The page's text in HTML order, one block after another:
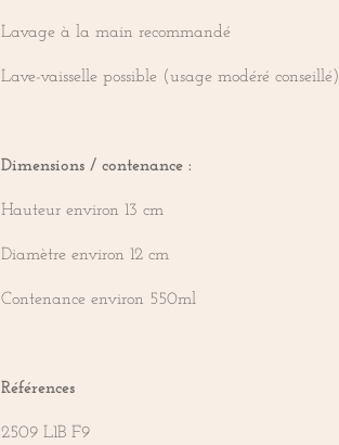
Lavage à la main recommandé
Lave-vaisselle possible (usage modéré conseillé)
Dimensions / contenance :
Hauteur environ 13 cm
Diamètre environ 12 cm
Contenance environ 550ml
Références
2509 L1B F9